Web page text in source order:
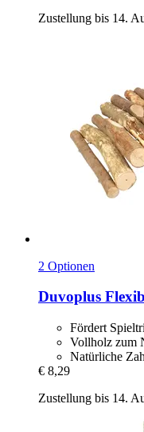
Zustellung bis 14.
2 Optionen
Duvoplus
Fördert
Vollholz zum
Natürliche
€ 8,29
Zustellung bis 14.